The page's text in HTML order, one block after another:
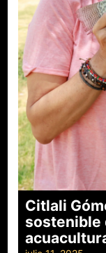
Citlali
sostenible